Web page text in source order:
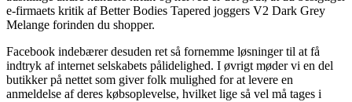
e-firmaets kritik af Better Bodies Tapered joggers V2 Dark Grey
Melange forinden du shopper.
Facebook indebærer desuden ret så fornemme løsninger til at få
indtryk af internet selskabets pålidelighed. I øvrigt møder vi en del
butikker på nettet som giver folk mulighed for at levere en
anmeldelse af deres købsoplevelse, hvilket lige så vel må tages i